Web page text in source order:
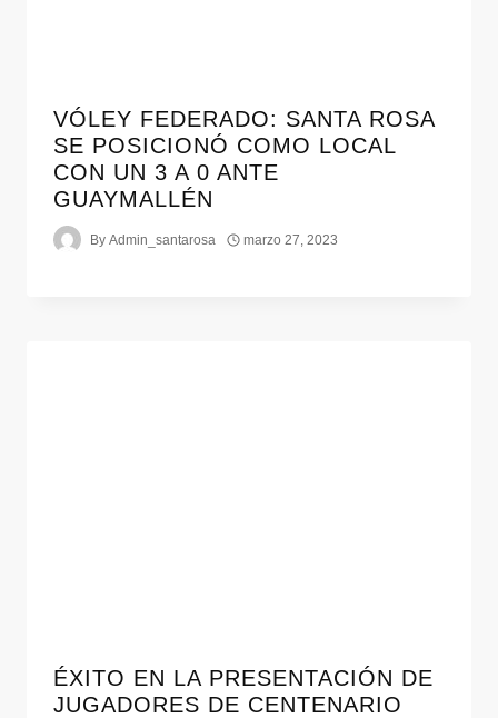
VÓLEY FEDERADO: SANTA ROSA
SE POSICIONÓ COMO LOCAL
CON UN 3 A 0 ANTE
GUAYMALLÉN
By Admin_santarosa marzo 27, 2023
ÉXITO EN LA PRESENTACIÓN DE
JUGADORES DE CENTENARIO